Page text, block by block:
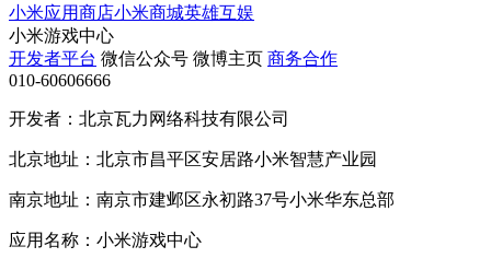
小米应用商店小米商城英雄互娱
小米游戏中心
开发者平台 微信公众号 微博主页 商务合作
010-60606666
开发者：北京瓦力网络科技有限公司
北京地址：北京市昌平区安居路小米智慧产业园
南京地址：南京市建邺区永初路37号小米华东总部
应用名称：小米游戏中心